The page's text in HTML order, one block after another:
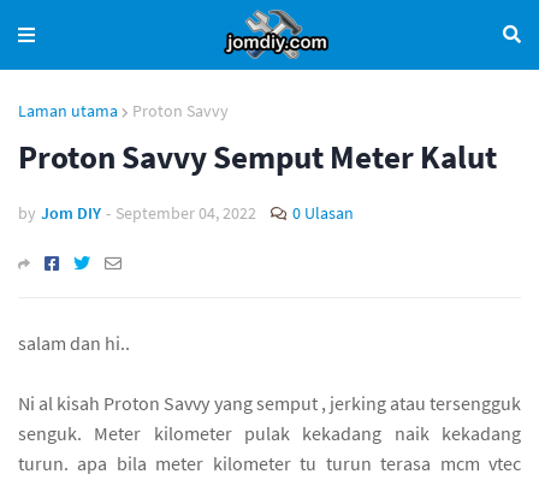
Laman utama Proton Savvy
Proton Savvy Semput Meter Kalut
by Jom DIY - September 04, 2022 0 Ulasan
salam dan hi..
Ni al kisah Proton Savvy yang semput , jerking atau tersengguk
senguk. Meter kilometer pulak kekadang naik kekadang
turun. apa bila meter kilometer tu turun terasa mcm vtec